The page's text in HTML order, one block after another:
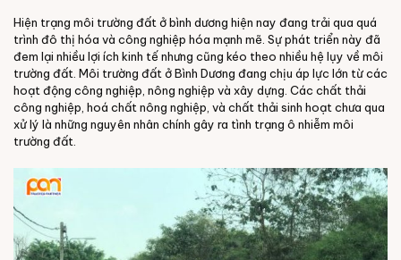
Hiện trạng môi trường đất ở bình dương hiện nay đang trải qua quá
trình đô thị hóa và công nghiệp hóa mạnh mẽ. Sự phát triển này đã
đem lại nhiều lợi ích kinh tế nhưng cũng kéo theo nhiều hệ lụy về môi
trường đất. Môi trường đất ở Bình Dương đang chịu áp lực lớn từ các
hoạt động công nghiệp, nông nghiệp và xây dựng. Các chất thải
công nghiệp, hoá chất nông nghiệp, và chất thải sinh hoạt chưa qua
xử lý là những nguyên nhân chính gây ra tình trạng ô nhiễm môi
trường đất.